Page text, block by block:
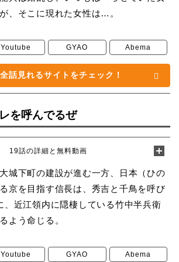
、そこに現れた女性は…。
Youtube GYAO Abema
話見れるサイトをチェック！
を呼んでるぜ
19話の詳細と無料動画
城下町の建設が進む一方、日本（ひの
京を目指す信長は、秀吉と千鳥を呼び
、近江領内に隠棲している竹中半兵衛
よう命じる。
Youtube GYAO Abema